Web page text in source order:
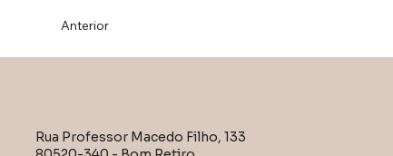
Anterior
Rua Professor Macedo Filho, 133